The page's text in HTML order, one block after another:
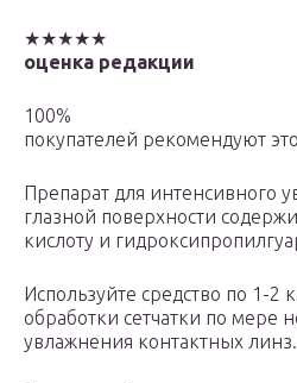
★★★★★
оценка редакции
100%
покупателей рекомендуют
Препарат для интенсивного
глазной поверхности
кислоту и
Используйте средство по 1-2
обработки сетчатки по мере
увлажнения контактных линз.